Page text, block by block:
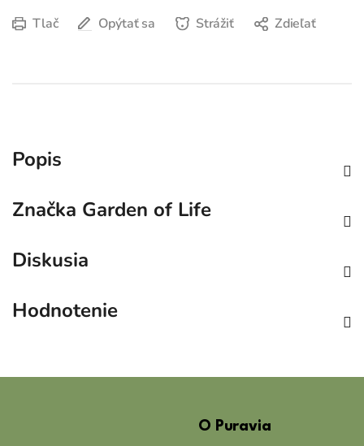
Tlač Opýtať sa Strážiť Zdieľať
Popis
Značka Garden of Life
Diskusia
Hodnotenie
O Puravia